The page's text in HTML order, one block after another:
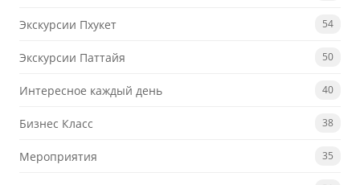
Экскурсии Пхукет 54
Экскурсии Паттайя 50
Интересное каждый день 40
Бизнес Класс 38
Мероприятия 35